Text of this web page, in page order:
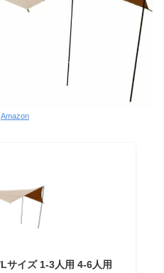
Amazon
サイズ 1-3人用 4-6人用